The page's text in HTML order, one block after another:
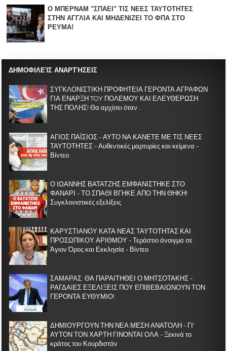
Ο ΜΠΕΡΝΑΜ "ΣΠΑΕΙ" ΤΙΣ ΝΕΕΣ ΤΑΥΤΟΤΗΤΕΣ
ΣΤΗΝ ΑΓΓΛΙΑ KAI ΜΗΔΕΝΙZΕΙ ΤΟ ΦΠΑ ΣΤΟ
ΡΕΥΜΑ!
ΔΗΜΟΦΙΛΕΊΣ ΑΝΑΡΤΉΣΕΙΣ
ΣΥΓΚΛΟΝΙΣΤΙΚΗ ΠΡΟΦΗΤΕΙΑ ΓΕΡΟΝΤΑ ΑΓΡΑΦΩΝ
ΓΙΑ ΕΝΑΡΞΗ TOY ΠΟΛΕΜΟΥ ΚΑΙ ΕΛΕΥΘΕΡΩΣΗ
ΤΗΣ ΠΟΛΗΣ! Θα αρχίσει όταν...
ΑΓΙΟΣ ΠΑΪΣΙΟΣ - ΑΥΤΟ ΝΑ ΚΑΝΕΤΕ ΜΕ ΤΙΣ ΝΕΕΣ
ΤΑΥΤΟΤΗΤΕΣ - Αυθεντικές μαρτυρίες και κείμενα -
Βίντεο
Ο ΙΩΑΝΝΗΣ ΒΑΤΑΤΖΗΣ ΕΜΦΑΝΙΣΤΗΚΕ ΣΤΟ
ΦΑΝΑΡΙ - ΤΟ ΣΠΑΘΙ ΒΓΗΚΕ ΑΠΟ ΤΗΝ ΘΗΚΗ!
Συγκλονιστικές εξελίξεις
ΚΑΡΥΣΤΙΑΝΟΥ ΚΑΤΑ ΝΕΑΣ ΤΑΥΤΟΤΗΤΑΣ ΚΑΙ
ΠΡΟΣΩΠΙΚΟΥ ΑΡΙΘΜΟΥ - Τεράστιο άνοιγμα σε
Άγιον Όρος και Εκκλησία - Βίντεο
ΣΑΜΑΡΑΣ: ΘΑ ΠΑΡΑΙΤΗΘΕΙ Ο ΜΗΤΣΟΤΑΚΗΣ -
ΡΑΓΔΑΙΕΣ ΕΞΕΛΙΞΕΙΣ ΠΟΥ ΕΠΙΒΕΒΑΙΩΝΟΥΝ ΤΟΝ
ΓΕΡΟΝΤΑ ΕΥΘΥΜΙΟ!
ΔΗΜΙΟΥΡΓΟΥΝ ΤΗΝ ΝΕΑ ΜΕΣΗ ΑΝΑΤΟΛΗ - ΓΙ'
ΑΥΤΟΝ ΤΟΝ ΧΑΡΤΗ ΓΙΝΟΝΤΑΙ ΟΛΑ - Ξεκινά το
κράτος του Κουρδιστάν